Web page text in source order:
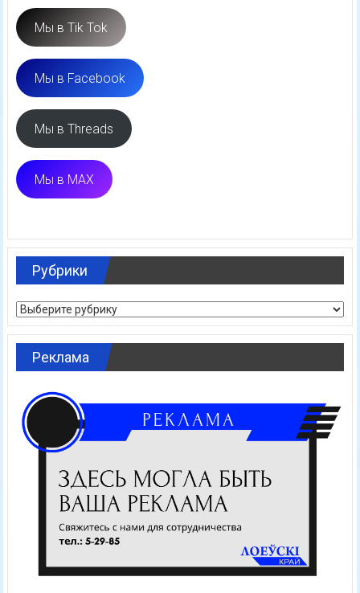
Мы в Tik Tok
Мы в Facebook
Мы в Threads
Мы в MAX
Рубрики
Рубрики
Реклама